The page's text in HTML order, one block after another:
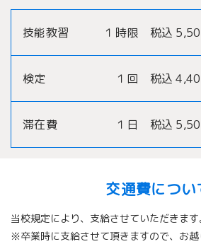
技能教習 １時限 税込
検定 １回 税込
滞在費 １日 税込
交通費につい
当校規定により、支給させていただきます
※卒業時に支給させて頂きますので、お